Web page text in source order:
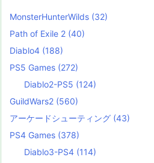
MonsterHunterWilds (32)
Path of Exile 2 (40)
Diablo4 (188)
PS5 Games (272)
Diablo2-PS5 (124)
GuildWars2 (560)
アーケードシューティング (43)
PS4 Games (378)
Diablo3-PS4 (114)